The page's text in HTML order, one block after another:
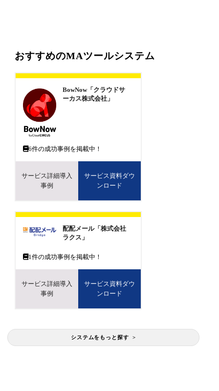
おすすめのMAツールシステム
BowNow「クラウドサ
ーカス株式会社」
6件の成功事例を掲載中！
サービス詳細導入
事例
サービス資料ダウ
ンロード
配配メール「株式会社
ラクス」
1 件の成功事例を掲載中！
サービス詳細導入
事例
サービス資料ダウ
ンロード
システムをもっと探す >